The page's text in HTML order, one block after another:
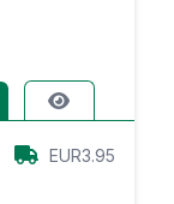
EUR3.95